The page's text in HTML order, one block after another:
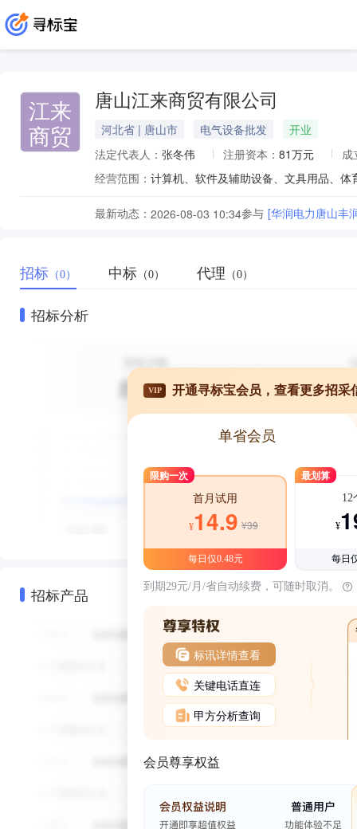
江来
商贸
唐山江来商贸有限公司
河北省 | 唐山市 电气设备批发
开业
法定代表人： 张冬伟 注册资本： 81万元
成
经营范围：
最新动态： 2026-08-03 10:34参与 [华润电力唐山丰
招标 （0） 中标 （0） 代理 （0）
招标分析
招标产品
VIP 开通寻标宝会员，查看更多招采
单省会员
限购一次
首月试用
¥14.9 ¥39
每日仅0.48元
最划算
12
¥
每日
到期29元/月/省自动续费，可随时取消。
标讯详情查看
关键电话直连
甲方分析查询
会员尊享权益